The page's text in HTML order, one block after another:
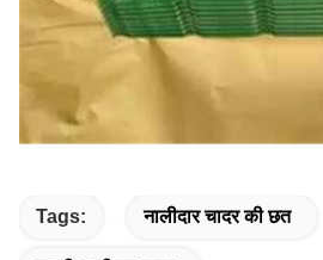
Tags: नालीदार चादर की छत